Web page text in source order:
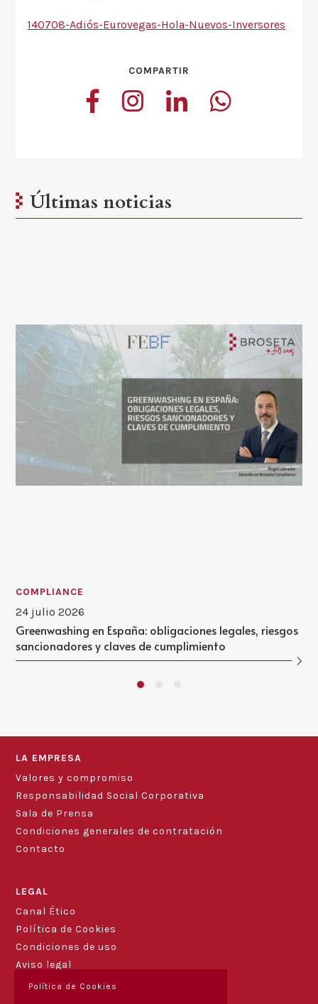
140708-Adiós-Eurovegas-Hola-Nuevos-Inversores
COMPARTIR
Últimas noticias
COMPLIANCE
24 julio 2026
Greenwashing en España: obligaciones legales, riesgos
sancionadores y claves de cumplimiento
LA EMPRESA
Valores y compromiso
Responsabilidad Social Corporativa
Sala de Prensa
Condiciones generales de contratación
Contacto
LEGAL
Canal Ético
Política de Cookies
Condiciones de uso
Aviso legal
Política de Cookies